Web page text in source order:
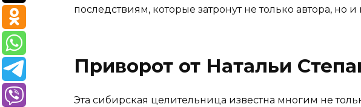
последствиям, которые затронут не только автора, но
Приворот от Натальи
Эта сибирская целительница известна многим не